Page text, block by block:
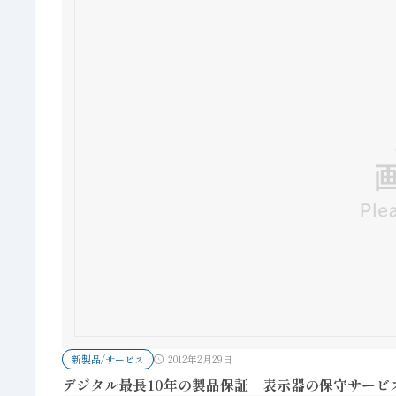
新製品/サービス 2012年2月29日
デジタル最長10年の製品保証 表示器の保守サービ